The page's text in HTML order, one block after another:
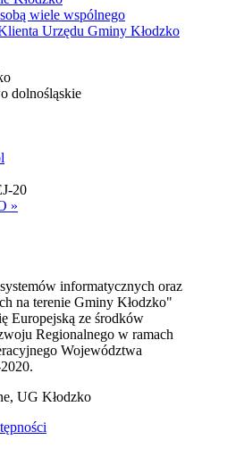
dolnośląskie
20
»
informatycznych oraz
na terenie Gminy Kłodzko"
Europejską ze środków
Regionalnego w ramach
Województwa
UG Kłodzko